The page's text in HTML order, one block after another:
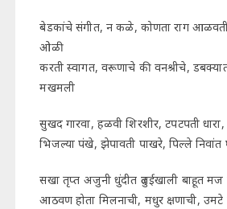
बेडकांचे संगीत, न कळे, कोणता राग आळवती,
ओळी
करती स्वागत, वरूणाचे की वनश्रीचे,
मखमली
सुखद गारवा, हळवी शिरशीर, टपटपती
भिजल्या पंखे, झेपावती पाखरे, पिल्ले निवांत
सखा तृप्त अजुनी धुंदीत दुलईखाली बाहूत मज
आठवण होता मिलनाची, मधुर क्षणाची,